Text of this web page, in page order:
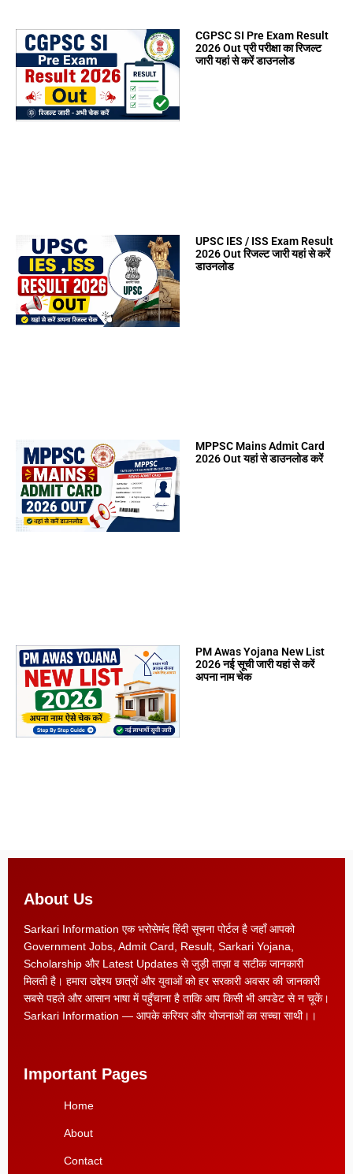
CGPSC SI Pre Exam Result
2026 Out प्री परीक्षा का रिजल्ट
जारी यहां से करें डाउनलोड
UPSC IES / ISS Exam Result
2026 Out रिजल्ट जारी यहां से करें
डाउनलोड
MPPSC Mains Admit Card
2026 Out यहां से डाउनलोड करें
PM Awas Yojana New List
2026 नई सूची जारी यहां से करें
अपना नाम चेक
About Us
Sarkari Information एक भरोसेमंद हिंदी सूचना पोर्टल है जहाँ आपको
Government Jobs, Admit Card, Result, Sarkari Yojana,
Scholarship और Latest Updates से जुड़ी ताज़ा व सटीक जानकारी
मिलती है। हमारा उद्देश्य छात्रों और युवाओं को हर सरकारी अवसर की जानकारी
सबसे पहले और आसान भाषा में पहुँचाना है ताकि आप किसी भी अपडेट से न चूकें।
Sarkari Information — आपके करियर और योजनाओं का सच्चा साथी।।
Important Pages
Home
About
Contact